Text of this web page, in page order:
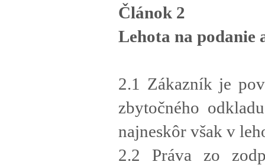
Článok 2
Lehota na podanie
2.1 Zákazník je
zbytočného
najneskôr však v
2.2 Práva zo